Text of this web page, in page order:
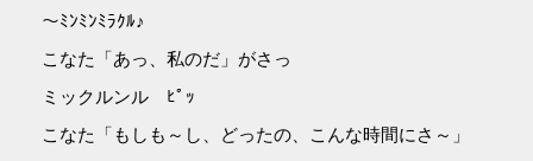
～ﾐﾝﾐﾝﾐﾗｸﾙ♪
こなた「あっ、私のだ」がさっ
ミックルンル ﾋﾟｯ
こなた「もしも～し、どったの、こんな時間にさ～」